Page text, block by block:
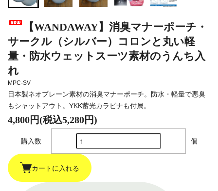
【WANDAWAY】消臭マナーポーチ・
サークル（シルバー）コロンと丸い軽
量・防水ウェットスーツ素材のうんち入
れ
MPC-SV
日本製ネオプレーン素材の消臭マナーポーチ。防水・軽量で悪臭
もシャットアウト。YKK蓄光カラビナも付属。
4,800円(税込5,280円)
購入数 個
カートに入れる